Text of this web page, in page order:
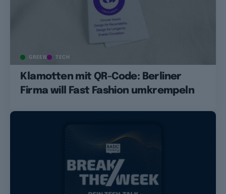
GREEN TECH
Klamotten mit QR-Code: Berliner
Firma will Fast Fashion umkrempeln